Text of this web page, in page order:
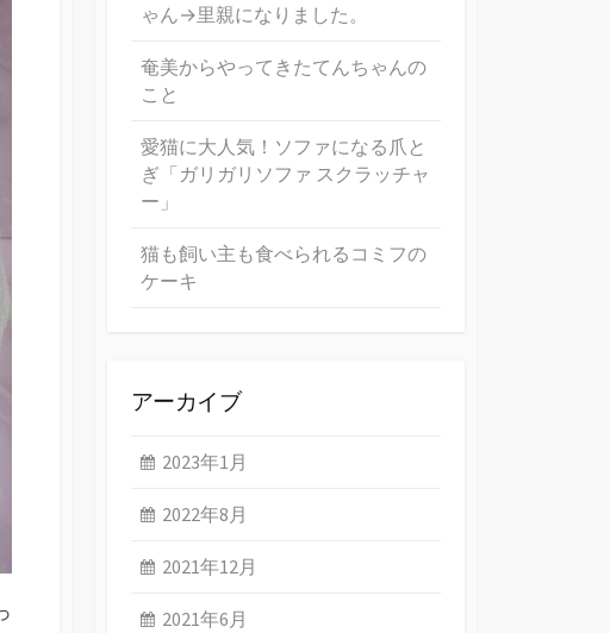
ゃん→里親になりました。
奄美からやってきたてんちゃんの
こと
愛猫に大人気！ソファになる爪と
ぎ「ガリガリソファ スクラッチャ
ー」
猫も飼い主も食べられるコミフの
ケーキ
アーカイブ
2023年1月
2022年8月
2021年12月
2021年6月